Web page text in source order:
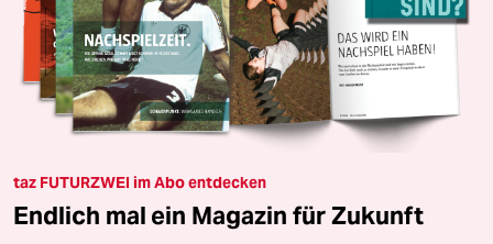
taz FUTURZWEI im Abo entdecken
Endlich mal ein Magazin für Zukunft